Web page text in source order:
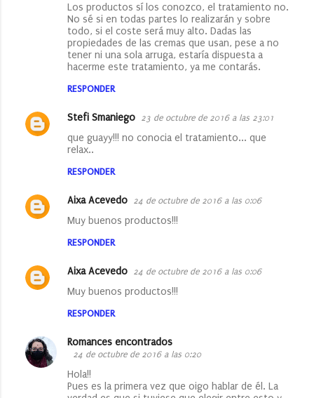
Los productos sí los conozco, el tratamiento no.
No sé si en todas partes lo realizarán y sobre
todo, si el coste será muy alto. Dadas las
propiedades de las cremas que usan, pese a no
tener ni una sola arruga, estaría dispuesta a
hacerme este tratamiento, ya me contarás.
RESPONDER
Stefi Smaniego 23 de octubre de 2016 a las 23:01
que guayy!!! no conocia el tratamiento... que
relax..
RESPONDER
Aixa Acevedo 24 de octubre de 2016 a las 0:06
Muy buenos productos!!!
RESPONDER
Aixa Acevedo 24 de octubre de 2016 a las 0:06
Muy buenos productos!!!
RESPONDER
Romances encontrados
24 de octubre de 2016 a las 0:20
Hola!!
Pues es la primera vez que oigo hablar de él. La